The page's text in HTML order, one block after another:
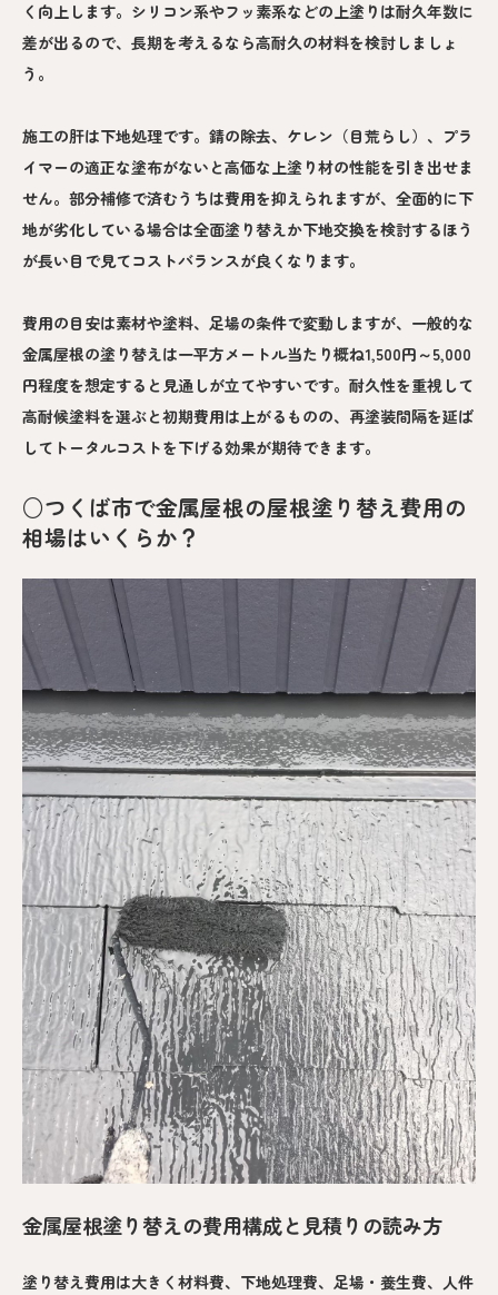
く向上します。シリコン系やフッ素系などの上塗りは耐久年数に
差が出るので、長期を考えるなら高耐久の材料を検討しましょ
う。
施工の肝は下地処理です。錆の除去、ケレン（目荒らし）、プラ
イマーの適正な塗布がないと高価な上塗り材の性能を引き出せま
せん。部分補修で済むうちは費用を抑えられますが、全面的に下
地が劣化している場合は全面塗り替えか下地交換を検討するほう
が長い目で見てコストバランスが良くなります。
費用の目安は素材や塗料、足場の条件で変動しますが、一般的な
金属屋根の塗り替えは一平方メートル当たり概ね1,500円～5,000
円程度を想定すると見通しが立てやすいです。耐久性を重視して
高耐候塗料を選ぶと初期費用は上がるものの、再塗装間隔を延ば
してトータルコストを下げる効果が期待できます。
○つくば市で金属屋根の屋根塗り替え費用の
相場はいくらか？
金属屋根塗り替えの費用構成と見積りの読み方
塗り替え費用は大きく材料費、下地処理費、足場・養生費、人件